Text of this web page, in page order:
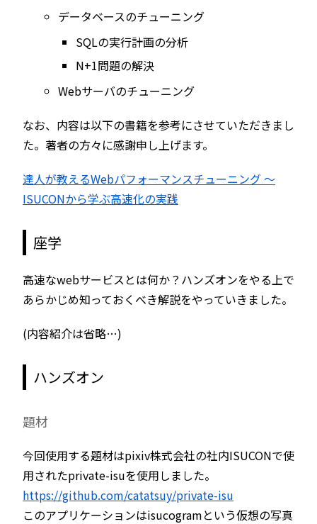
データベースのチューニング
SQLの実行計画の分析
N+1問題の解決
Webサーバのチューニング
なお、内容は以下の書籍を参考にさせていただきまし
た。著者の方々に感謝申し上げます。
達人が教えるWebパフォーマンスチューニング 〜
ISUCONから学ぶ高速化の実践
座学
高速なwebサービスとは何か？ハンズオンをやる上で
あらかじめ知っておくべき解説をやっていきました。
(内容紹介は省略…)
ハンズオン
題材
今回使用する題材はpixiv株式会社の社内ISUCONで使
用されたprivate-isuを使用しました。
https://github.com/catatsuy/private-isu
このアプリケーションはisucogramという仮想の写真